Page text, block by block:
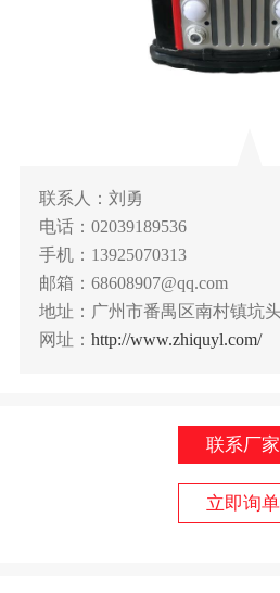
联系人：刘勇
电话：02039189536
手机：13925070313
邮箱：68608907@qq.com
地址：广州市番禺区南村镇坑
网址： http://www.zhiquyl.com/
联系厂家
立即询单